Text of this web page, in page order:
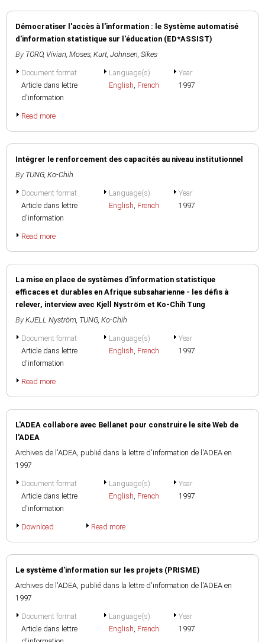
Démocratiser l'accès à l'information : le Système automatisé
d'information statistique sur l'éducation (ED*ASSIST)
By TORO, Vivian, Moses, Kurt, Johnsen, Sikes
Document format
Article dans lettre
d'information
Language(s)
English, French
Year
1997
Read more
Intégrer le renforcement des capacités au niveau institutionnel
By TUNG, Ko-Chih
Document format
Article dans lettre
d'information
Language(s)
English, French
Year
1997
Read more
La mise en place de systèmes d'information statistique
efficaces et durables en Afrique subsaharienne - les défis à
relever, interview avec Kjell Nyström et Ko-Chih Tung
By KJELL Nyström, TUNG, Ko-Chih
Document format
Article dans lettre
d'information
Language(s)
English, French
Year
1997
Read more
L'ADEA collabore avec Bellanet pour construire le site Web de
l'ADEA
Archives de l'ADEA, publié dans la lettre d'information de l'ADEA en
1997
Document format
Article dans lettre
d'information
Language(s)
English, French
Year
1997
Download Read more
Le système d'information sur les projets (PRISME)
Archives de l'ADEA, publié dans la lettre d'information de l'ADEA en
1997
Document format
Article dans lettre
Language(s)
English, French
Year
1997